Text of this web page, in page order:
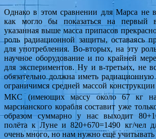
Однако в этом сравнении для Марса не
как могло бы показаться на первый
указанная выше масса припасов
роль радиационной защиты, оставаясь
для употребления. Во-вторых, на эту
научное оборудование и по крайней
для экспериментов. Ну и в-третьих, не
обязательно должна иметь
ограничимся средней массой
МКС (имеющих массу около 67 кг
марсианского корабля составит уже
образом суммарно у нас выходит
полёта к Луне и 820+670=1490 кг/чел
очень много, но нам нужно ещё